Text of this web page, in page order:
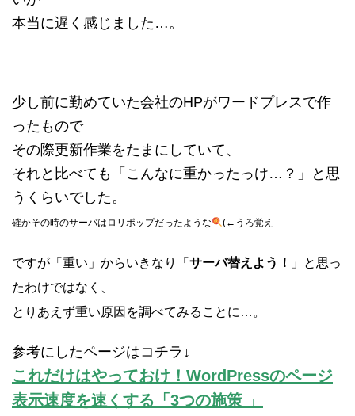
本当に遅く感じました…。
少し前に勤めていた会社のHPがワードプレスで作
ったもので
その際更新作業をたまにしていて、
それと比べても「こんなに重かったっけ…？」と思
うくらいでした。
確かその時のサーバはロリポップだったような (←うろ覚え
ですが「重い」からいきなり「 サーバ替えよう！
」と思っ
たわけではなく、
とりあえず重い原因を調べてみることに…。
参考にしたページはコチラ↓
これだけはやっておけ！WordPressのページ
表示速度を速くする「3つの施策 」